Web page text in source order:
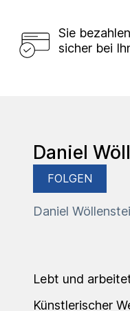
Sie
sicher bei
Daniel
FOLGEN
Daniel
Lebt und
Künstlerischer